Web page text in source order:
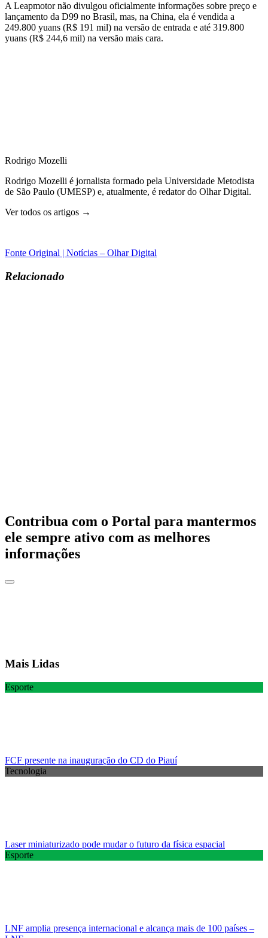
A Leapmotor não divulgou oficialmente informações sobre preço e
lançamento da D99 no Brasil, mas, na China, ela é vendida a
249.800 yuans (R$ 191 mil) na versão de entrada e até 319.800
yuans (R$ 244,6 mil) na versão mais cara.
Rodrigo Mozelli
Rodrigo Mozelli é jornalista formado pela Universidade Metodista
de São Paulo (UMESP) e, atualmente, é redator do Olhar Digital.
Ver todos os artigos →
Fonte Original | Notícias – Olhar Digital
Relacionado
Contribua com o Portal para mantermos
ele sempre ativo com as melhores
informações
Mais Lidas
Esporte
FCF presente na inauguração do CD do Piauí
Tecnologia
Laser miniaturizado pode mudar o futuro da física espacial
Esporte
LNF amplia presença internacional e alcança mais de 100 países –